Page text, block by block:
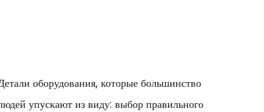
Инженерная бесшовная драпировка: как
современные соединители карнизов решили